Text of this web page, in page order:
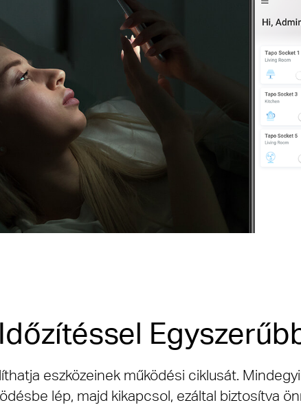
eszközeinek működési ciklusát.
lép, majd kikapcsol, ezáltal biztosítva